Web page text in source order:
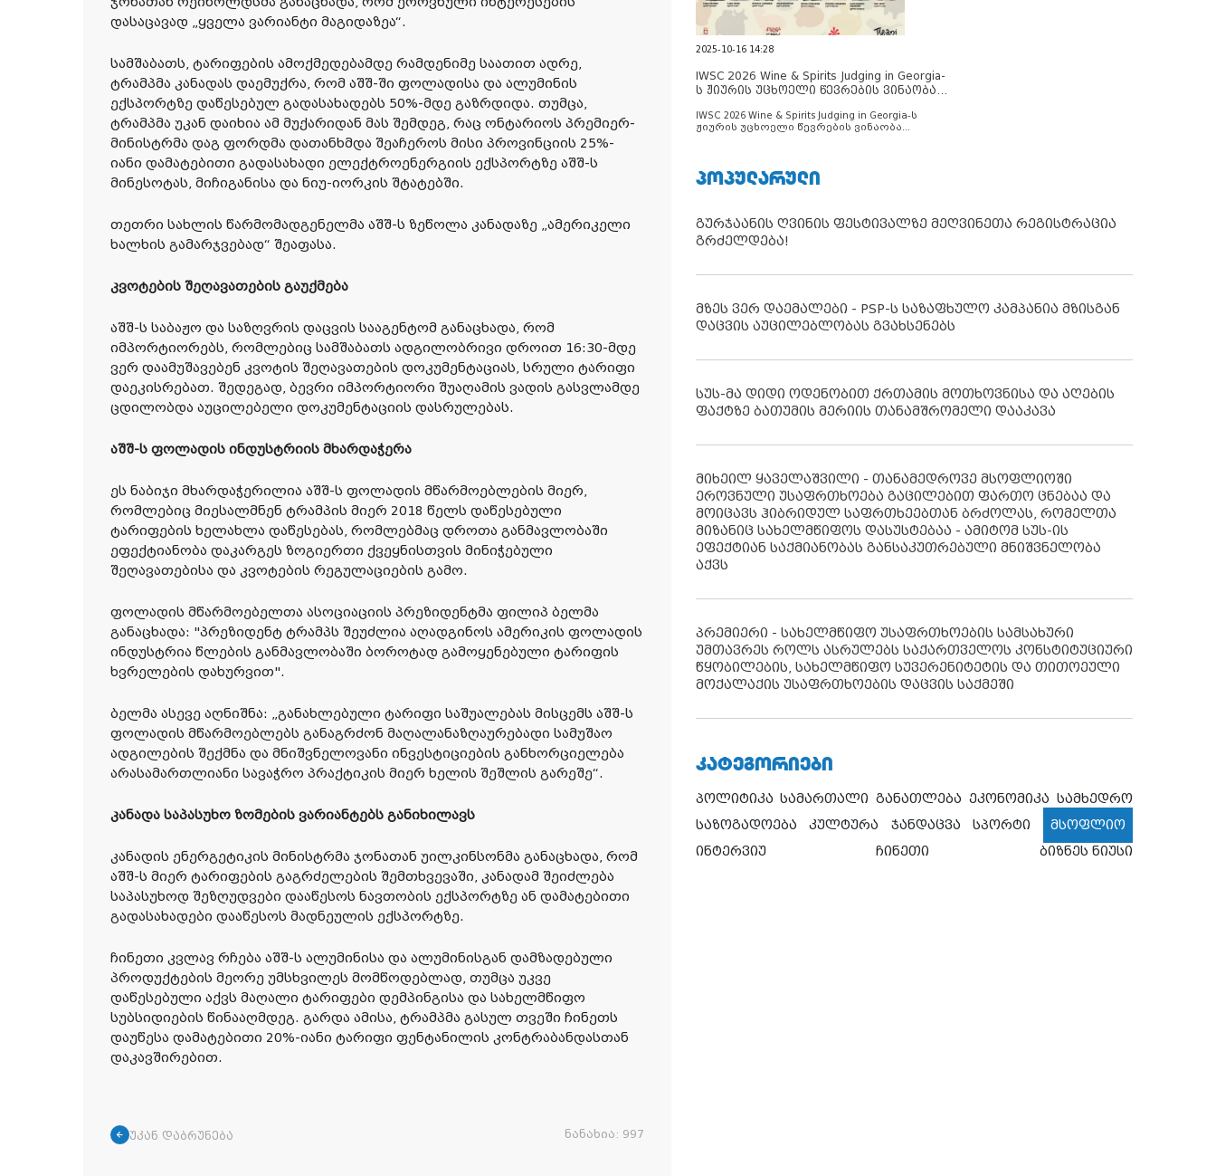
დასაცავად „ყველა ვარიანტი მაგიდაზეა“.
სამშაბათს, ტარიფების ამოქმედებამდე რამდენიმე საათით ადრე,
ტრამპმა კანადას დაემუქრა, რომ აშშ-ში ფოლადისა და ალუმინის
ექსპორტზე დაწესებულ გადასახადებს 50%-მდე გაზრდიდა. თუმცა,
ტრამპმა უკან დაიხია ამ მუქარიდან მას შემდეგ, რაც ონტარიოს პრემიერ-
მინისტრმა დაგ ფორდმა დათანხმდა შეაჩეროს მისი პროვინციის 25%-
იანი დამატებითი გადასახადი ელექტროენერგიის ექსპორტზე აშშ-ს
მინესოტას, მიჩიგანისა და ნიუ-იორკის შტატებში.
თეთრი სახლის წარმომადგენელმა აშშ-ს ზეწოლა კანადაზე „ამერიკელი
ხალხის გამარჯვებად“ შეაფასა.
კვოტების შეღავათების გაუქმება
აშშ-ს საბაჟო და საზღვრის დაცვის სააგენტომ განაცხადა, რომ
იმპორტიორებს, რომლებიც სამშაბათს ადგილობრივი დროით 16:30-მდე
ვერ დაამუშავებენ კვოტის შეღავათების დოკუმენტაციას, სრული ტარიფი
დაეკისრებათ. შედეგად, ბევრი იმპორტიორი შუაღამის ვადის გასვლამდე
ცდილობდა აუცილებელი დოკუმენტაციის დასრულებას.
აშშ-ს ფოლადის ინდუსტრიის მხარდაჭერა
ეს ნაბიჯი მხარდაჭერილია აშშ-ს ფოლადის მწარმოებლების მიერ,
რომლებიც მიესალმნენ ტრამპის მიერ 2018 წელს დაწესებული
ტარიფების ხელახლა დაწესებას, რომლებმაც დროთა განმავლობაში
ეფექტიანობა დაკარგეს ზოგიერთი ქვეყნისთვის მინიჭებული
შეღავათებისა და კვოტების რეგულაციების გამო.
ფოლადის მწარმოებელთა ასოციაციის პრეზიდენტმა ფილიპ ბელმა
განაცხადა: "პრეზიდენტ ტრამპს შეუძლია აღადგინოს ამერიკის ფოლადის
ინდუსტრია წლების განმავლობაში ბოროტად გამოყენებული ტარიფის
ხვრელების დახურვით".
ბელმა ასევე აღნიშნა: „განახლებული ტარიფი საშუალებას მისცემს აშშ-ს
ფოლადის მწარმოებლებს განაგრძონ მაღალანაზღაურებადი სამუშაო
ადგილების შექმნა და მნიშვნელოვანი ინვესტიციების განხორციელება
არასამართლიანი სავაჭრო პრაქტიკის მიერ ხელის შეშლის გარეშე“.
კანადა საპასუხო ზომების ვარიანტებს განიხილავს
კანადის ენერგეტიკის მინისტრმა ჯონათან უილკინსონმა განაცხადა, რომ
აშშ-ს მიერ ტარიფების გაგრძელების შემთხვევაში, კანადამ შეიძლება
საპასუხოდ შეზღუდვები დააწესოს ნავთობის ექსპორტზე ან დამატებითი
გადასახადები დააწესოს მადნეულის ექსპორტზე.
ჩინეთი კვლავ რჩება აშშ-ს ალუმინისა და ალუმინისგან დამზადებული
პროდუქტების მეორე უმსხვილეს მომწოდებლად, თუმცა უკვე
დაწესებული აქვს მაღალი ტარიფები დემპინგისა და სახელმწიფო
სუბსიდიების წინააღმდეგ. გარდა ამისა, ტრამპმა გასულ თვეში ჩინეთს
დაუწესა დამატებითი 20%-იანი ტარიფი ფენტანილის კონტრაბანდასთან
დაკავშირებით.
უკან დაბრუნება ნანახია: 997
2025-10-16 14:28
IWSC 2026 Wine & Spirits Judging in Georgia-
ს ჟიურის უცხოელი წევრების ვინაობა
IWSC 2026 Wine & Spirits Judging in Georgia-ს
ჟიურის უცხოელი წევრების ვინაობა
ᲞᲝᲞᲣᲚᲐᲠᲣᲚᲘ
გურჯაანის ღვინის ფესტივალზე მეღვინეთა რეგისტრაცია
გრძელდება!
მზეს ვერ დაემალები - PSP-ს საზაფხულო კამპანია მზისგან
დაცვის აუცილებლობას გვახსენებს
სუს-მა დიდი ოდენობით ქრთამის მოთხოვნისა და აღების
ფაქტზე ბათუმის მერიის თანამშრომელი დააკავა
მიხეილ ყაველაშვილი - თანამედროვე მსოფლიოში
ეროვნული უსაფრთხოება გაცილებით ფართო ცნებაა და
მოიცავს ჰიბრიდულ საფრთხეებთან ბრძოლას, რომელთა
მიზანიც სახელმწიფოს დასუსტებაა - ამიტომ სუს-ის
ეფექტიან საქმიანობას განსაკუთრებული მნიშვნელობა
აქვს
პრემიერი - სახელმწიფო უსაფრთხოების სამსახური
უმთავრეს როლს ასრულებს საქართველოს კონსტიტუციური
წყობილების, სახელმწიფო სუვერენიტეტის და თითოეული
მოქალაქის უსაფრთხოების დაცვის საქმეში
ᲙᲐᲢᲔᲒᲝᲠᲘᲔᲑᲘ
პოლიტიკა სამართალი განათლება ეკონომიკა სამხედრო
საზოგადოება
კულტურა ჯანდაცვა სპორტი
მსოფლიო
ინტერვიუ
ჩინეთი ბიზნეს ნიუსი